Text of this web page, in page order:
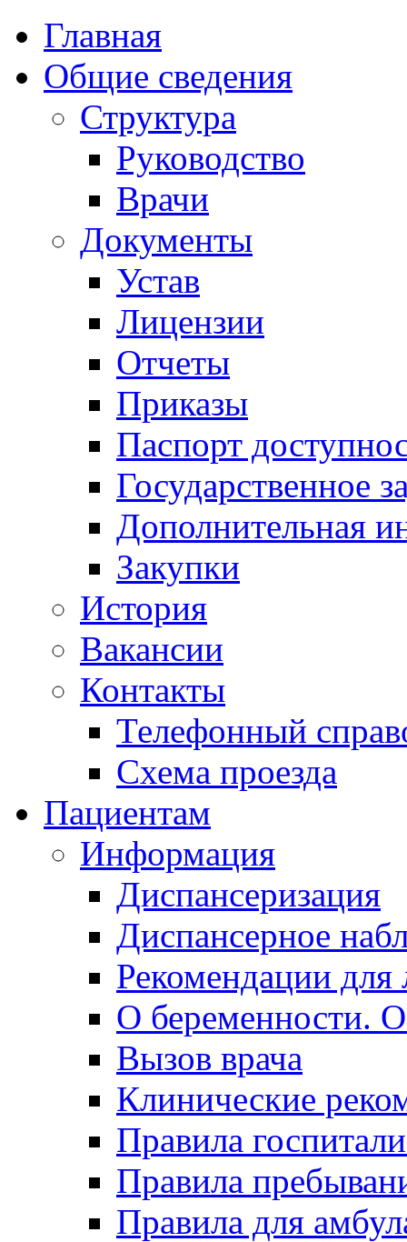
Главная
Общие сведения
Структура
Руководство
Врачи
Документы
Устав
Лицензии
Отчеты
Приказы
Паспорт
Государственное
Дополнительная
Закупки
История
Вакансии
Контакты
Телефонный
Схема проезда
Пациентам
Информация
Диспансеризация
Диспансерное
Рекомендации для
О беременности.
Вызов врача
Клинические
Правила
Правила
Правила для